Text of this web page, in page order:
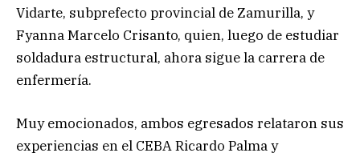
Vidarte, subprefecto provincial de Zamurilla, y
Fyanna Marcelo Crisanto, quien, luego de estudiar
soldadura estructural, ahora sigue la carrera de
enfermería.
Muy emocionados, ambos egresados relataron sus
experiencias en el CEBA Ricardo Palma y